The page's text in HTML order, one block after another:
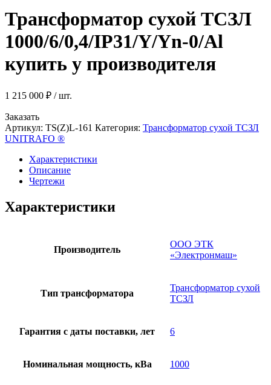
Трансформатор сухой ТСЗЛ
1000/6/0,4/IP31/Y/Yn-0/Al
купить у производителя
1 215 000 ₽ / шт.
Заказать
Артикул: TS(Z)L-161 Категория: Трансформатор сухой ТСЗЛ
UNITRAFO ®
Характеристики
Описание
Чертежи
Характеристики
Производитель
ООО ЭТК
«Электронмаш»
Тип трансформатора
Трансформатор сухой
ТСЗЛ
Гарантия с даты поставки, лет 6
Номинальная мощность, кВа 1000